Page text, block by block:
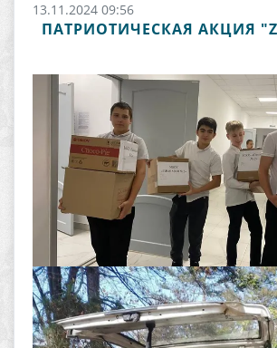
13.11.2024 09:56
ПАТРИОТИЧЕСКАЯ АКЦИЯ